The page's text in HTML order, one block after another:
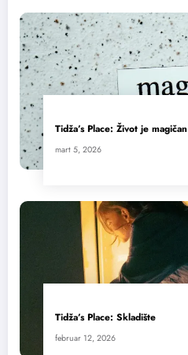
Tidža’s Place: Život je magičan
mart 5, 2026
Tidža’s Place: Skladište
februar 12, 2026